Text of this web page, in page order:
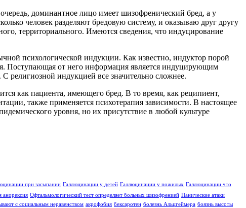
доминантное лицо имеет шизофренический бред, а у
человек разделяют бредовую систему, и оказываю друг другу
территориального. Имеются сведения, что индуцирование
психологической индукции. Как известно, индуктор порой
Поступающая от него информация является индуцирующим
религиозной индукцией все значительно сложнее.
как пациента, имеющего бред. В то время, как реципиент,
также применяется психотерапия зависимости. В настоящее
уровня, но их присутствие в любой культуре
при засыпании Галлюцинации у детей Галлюцинации у пожилых Галлюцинации что
анорексия Офтальмологический тест определяет больных шизофренией Панические атаки
с социальным неравенством акрофобия бексаротен болезнь Альцгеймера боязнь высоты